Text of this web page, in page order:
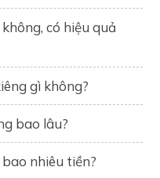
có hiệu quả
gì không?
bao lâu?
nhiêu tiền?